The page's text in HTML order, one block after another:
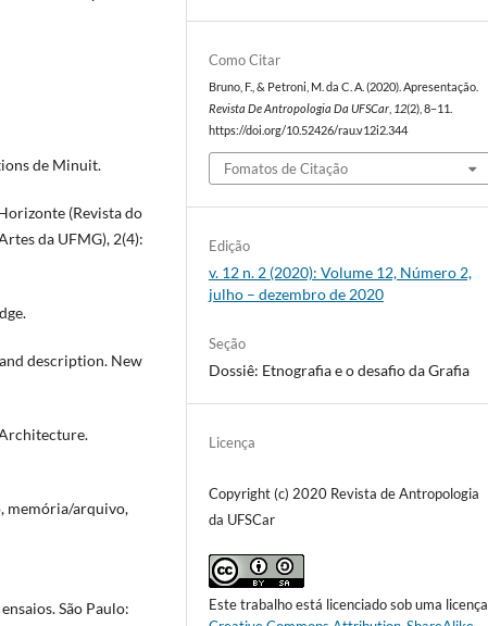
de Minuit.
Horizonte (Revista do
da UFMG), 2(4):
and description. New
Architecture.
memória/arquivo,
São Paulo:
Como Citar
Bruno, F., & Petroni, M. da C. A. (2020). Apresentação.
Revista De Antropologia Da UFSCar 12(2), 8–11.
https://doi.org/10.52426/rau.v12i2.344
Fomatos de Citação
Edição
v. 12 n. 2 (2020): Volume 12, Número 2,
julho – dezembro de 2020
Seção
Dossiê: Etnografia e o desafio da Grafia
Licença
Copyright (c) 2020 Revista de Antropologia
da UFSCar
Este trabalho está licenciado sob uma licença